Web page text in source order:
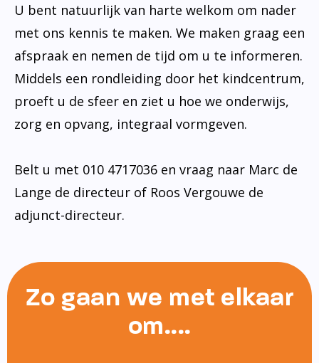
U bent natuurlijk van harte welkom om nader
met ons kennis te maken. We maken graag een
afspraak en nemen de tijd om u te informeren.
Middels een rondleiding door het kindcentrum,
proeft u de sfeer en ziet u hoe we onderwijs,
zorg en opvang, integraal vormgeven.
Belt u met 010 4717036 en vraag naar Marc de
Lange de directeur of Roos Vergouwe de
adjunct-directeur.
Zo gaan we met elkaar
om....